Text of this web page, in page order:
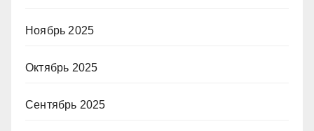
Ноябрь 2025
Октябрь 2025
Сентябрь 2025